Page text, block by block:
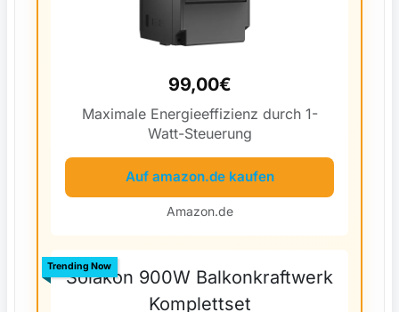
99,00€
Maximale Energieeffizienz durch 1-
Watt-Steuerung
Auf amazon.de kaufen
Amazon.de
Solakon 900W Balkonkraftwerk
Komplettset
Trending Now